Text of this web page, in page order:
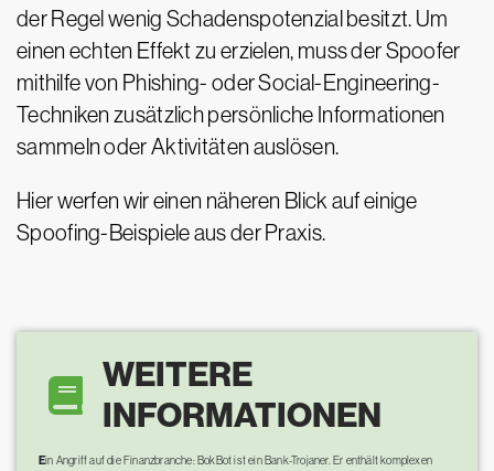
der Regel wenig Schadenspotenzial besitzt. Um
einen echten Effekt zu erzielen, muss der Spoofer
mithilfe von Phishing- oder Social-Engineering-
Techniken zusätzlich persönliche Informationen
sammeln oder Aktivitäten auslösen.
Hier werfen wir einen näheren Blick auf einige
Spoofing-Beispiele aus der Praxis.
WEITERE
INFORMATIONEN
Ein Angriff auf die Finanzbranche:BokBot ist ein Bank-Trojaner. Er enthält komplexen